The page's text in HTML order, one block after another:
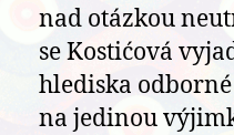
nad otázkou
se Kostićová
hlediska
na jedinou